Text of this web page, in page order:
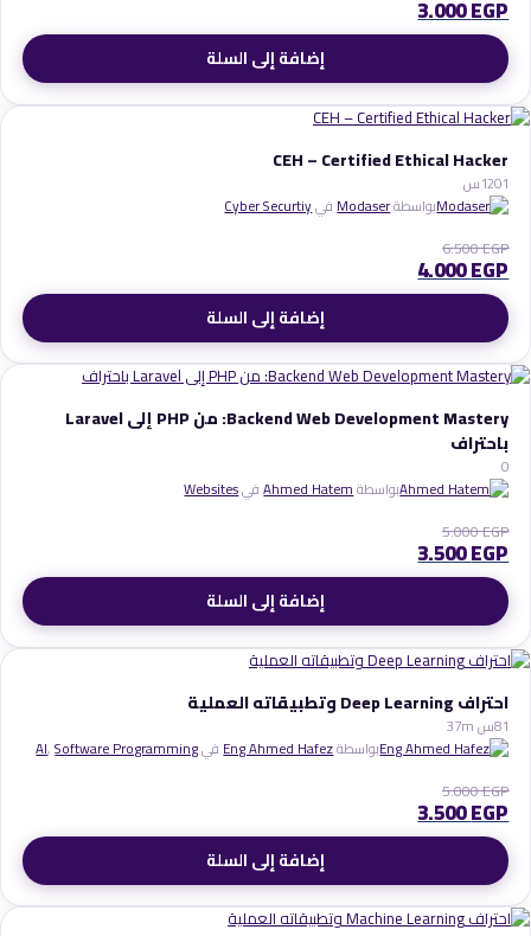
3.000EGP
إضافة إلى السلة
CEH – Certified Ethical Hacker
1120س
بواسطةModaserفيCyber Securtiy
6.500EGP
4.000EGP
إضافة إلى السلة
Backend Web Development Mastery: من PHP إلى Laravel
باحتراف
0
بواسطةAhmed HatemفيWebsites
5.000EGP
3.500EGP
إضافة إلى السلة
احتراف Deep Learning وتطبيقاته العملية
18س 37m
بواسطةEng Ahmed Hafezفي AI,Software Programming
5.000EGP
3.500EGP
إضافة إلى السلة